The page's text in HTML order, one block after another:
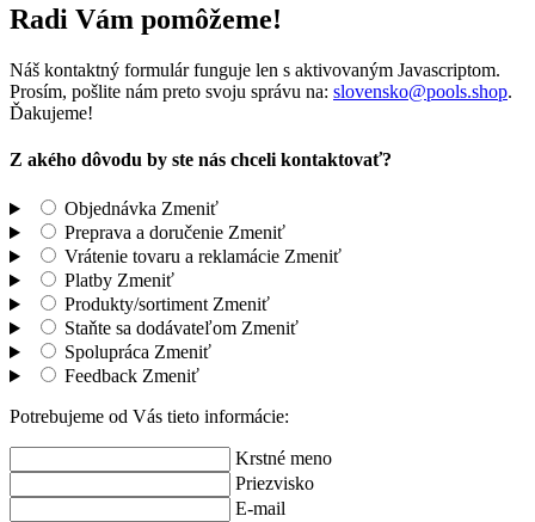
Radi Vám pomôžeme!
Náš kontaktný formulár funguje len s aktivovaným Javascriptom.
Prosím, pošlite nám preto svoju správu na: slovensko@pools.shop.
Ďakujeme!
Z akého dôvodu by ste nás chceli kontaktovať?
Objednávka Zmeniť
Preprava a doručenie Zmeniť
Vrátenie tovaru a reklamácie Zmeniť
Platby Zmeniť
Produkty/sortiment Zmeniť
Staňte sa dodávateľom Zmeniť
Spolupráca Zmeniť
Feedback Zmeniť
Potrebujeme od Vás tieto informácie:
Krstné meno
Priezvisko
E-mail